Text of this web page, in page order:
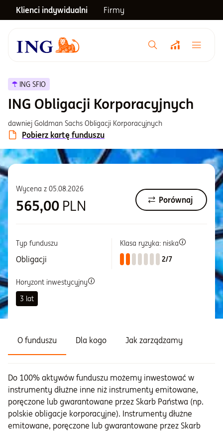
Klienci indywidualni Firmy
Menu główne
Notowania
Inwestycje
Centrum pomocy
Informacje i dokumenty
O nas
Zaloguj
ING SFIO
ING Obligacji Korporacyjnych
dawniej Goldman Sachs Obligacji Korporacyjnych
Pobierz kartę funduszu
Wycena z 05.08.2026
565,00 PLN Porównaj
Typ funduszu
Obligacji
Klasa ryzyka: niska
2/7
Horyzont inwestycyjny
3 lat
O funduszu Dla kogo Jak zarządzamy
Do 100% aktywów funduszu możemy inwestować w
instrumenty dłużne inne niż instrumenty emitowane,
poręczone lub gwarantowane przez Skarb Państwa (np.
polskie obligacje korporacyjne). Instrumenty dłużne
emitowane, poręczone lub gwarantowane przez Skarb